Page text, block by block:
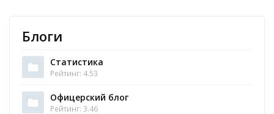
Блоги
Статистика
Рейтинг: 4.53
Офицерский блог
Рейтинг: 3.46